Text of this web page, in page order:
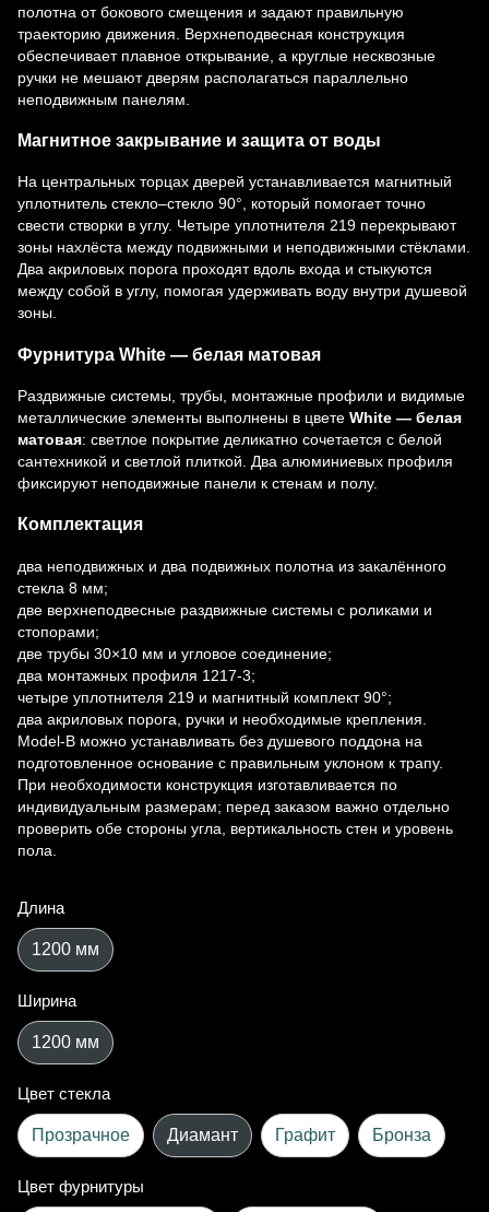
полотна от бокового смещения и задают правильную
траекторию движения. Верхнеподвесная конструкция
обеспечивает плавное открывание, а круглые несквозные
ручки не мешают дверям располагаться параллельно
неподвижным панелям.
Магнитное закрывание и защита от воды
На центральных торцах дверей устанавливается магнитный
уплотнитель стекло–стекло 90°, который помогает точно
свести створки в углу. Четыре уплотнителя 219 перекрывают
зоны нахлёста между подвижными и неподвижными стёклами.
Два акриловых порога проходят вдоль входа и стыкуются
между собой в углу, помогая удерживать воду внутри душевой
зоны.
Фурнитура White — белая матовая
Раздвижные системы, трубы, монтажные профили и видимые
металлические элементы выполнены в цвете White — белая
матовая: светлое покрытие деликатно сочетается с белой
сантехникой и светлой плиткой. Два алюминиевых профиля
фиксируют неподвижные панели к стенам и полу.
Комплектация
два неподвижных и два подвижных полотна из закалённого
стекла 8 мм;
две верхнеподвесные раздвижные системы с роликами и
стопорами;
две трубы 30×10 мм и угловое соединение;
два монтажных профиля 1217-3;
четыре уплотнителя 219 и магнитный комплект 90°;
два акриловых порога, ручки и необходимые крепления.
Model-B можно устанавливать без душевого поддона на
подготовленное основание с правильным уклоном к трапу.
При необходимости конструкция изготавливается по
индивидуальным размерам; перед заказом важно отдельно
проверить обе стороны угла, вертикальность стен и уровень
пола.
Длина
1200 мм
Ширина
1200 мм
Цвет стекла
Прозрачное Диамант Графит Бронза
Цвет фурнитуры